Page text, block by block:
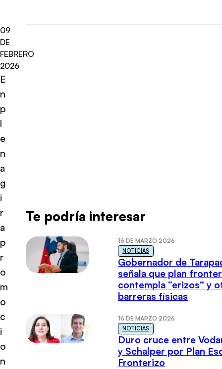
09
DE
FEBRERO
2026
E
n
p
l
e
n
a
g
i
r
a
p
r
o
m
o
c
i
o
n
Te podría interesar
16 DE MARZO 2026
NOTICIAS
Gobernador de
señala que plan
contempla “erizos” y
barreras físicas
16 DE MARZO 2026
NOTICIAS
Duro cruce entre
y Schalper por Plan
Fronterizo